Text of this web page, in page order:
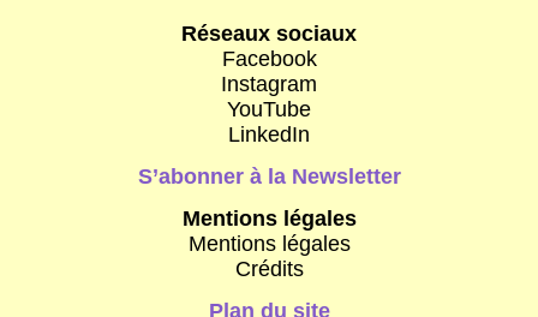
Réseaux sociaux
Facebook
Instagram
YouTube
LinkedIn
S’abonner à la Newsletter
Mentions légales
Mentions légales
Crédits
Plan du site